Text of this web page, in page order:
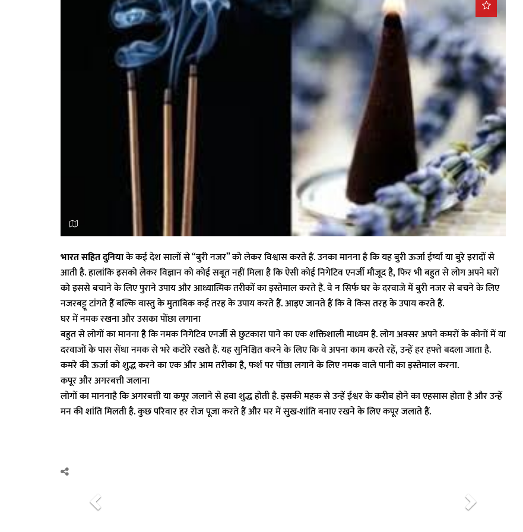
भारत सहित दुनियाके कई देश सालों से “बुरी नजर” को लेकर विश्वास करते हैं. उनका मानना ​​है कि यह बुरी ऊर्जा ईर्ष्या या बुरे इरादों से
आती है. हालांकि इसको लेकर विज्ञान को कोई सबूत नहीं मिला है कि ऐसी कोई निगेटिव एनर्जी मौजूद है, फिर भी बहुत से लोग अपने घरों
को इससे बचाने के लिए पुराने उपाय और आध्यात्मिक तरीकों का इस्तेमाल करते हैं. वे न सिर्फ घर के दरवाजे में बुरी नजर से बचने के लिए
नजरबट्टू टांगते हैं बल्कि वास्तु के मुताबिक कई तरह के उपाय करते हैं. आइए जानते हैं कि वे किस तरह के उपाय करते हैं.
घर में नमक रखना और उसका पोंछा लगाना
बहुत से लोगों का मानना ​​है कि नमक निगेटिव एनर्जी से छुटकारा पाने का एक शक्तिशाली माध्यम है. लोग अक्सर अपने कमरों के कोनों में या
दरवाजों के पास सेंधा नमक से भरे कटोरे रखते हैं. यह सुनिश्चित करने के लिए कि वे अपना काम करते रहें, उन्हें हर हफ्ते बदला जाता है.
कमरे की ऊर्जा को शुद्ध करने का एक और आम तरीका है, फर्श पर पोंछा लगाने के लिए नमक वाले पानी का इस्तेमाल करना.
कपूर और अगरबत्ती जलाना
लोगों का मानना​है कि अगरबत्ती या कपूर जलाने से हवा शुद्ध होती है. इसकी महक से उन्हें ईश्वर के करीब होने का एहसास होता है और उन्हें
मन की शांति मिलती है. कुछ परिवार हर रोज पूजा करते हैं और घर में सुख-शांति बनाए रखने के लिए कपूर जलाते हैं.
P N